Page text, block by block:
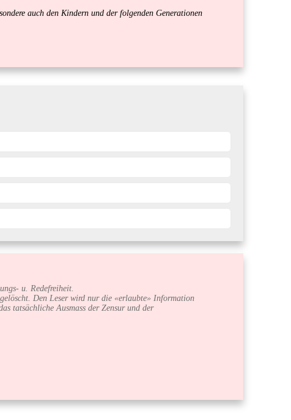
auch den Kindern und der folgenden Generationen
u. Redefreiheit.
Den Leser wird nur die «erlaubte» Information
tatsächliche Ausmass der Zensur und der